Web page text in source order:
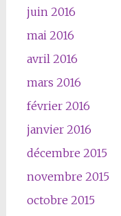
juin 2016
mai 2016
avril 2016
mars 2016
février 2016
janvier 2016
décembre 2015
novembre 2015
octobre 2015